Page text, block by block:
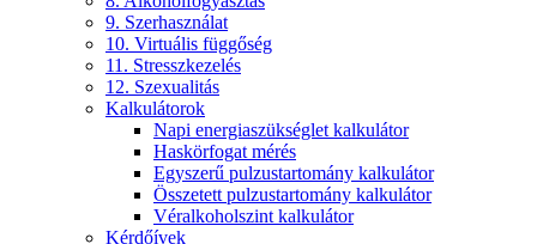
9. Szerhasználat
10. Virtuális függőség
11. Stresszkezelés
12. Szexualitás
Kalkulátorok
Napi energiaszükséglet kalkulátor
Haskörfogat mérés
Egyszerű pulzustartomány kalkulátor
Összetett pulzustartomány kalkulátor
Véralkoholszint kalkulátor
Kérdőívek